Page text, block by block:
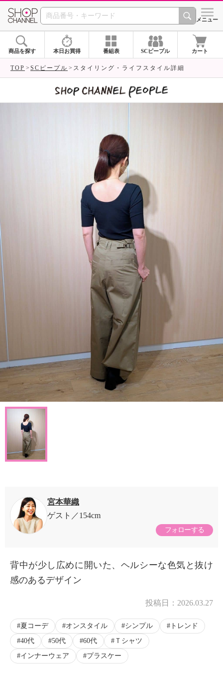
SHOP CHANNEL シメニュー
商品を探す 本日お買得 番組表 SCピープル カート
TOP SCピープル スタイリング・ライフスタイル詳細
宮本華織
ゲスト
154cm
フォローする
背中が少し広めに開いた、ヘルシーな色気と抜け
感のあるデザイン
投稿日： 2026.03.27
夏コーデ オンスタイル シンプル
トレンド
40代
50代 60代
Ｔシャツ
インナーウェア
プラスケー